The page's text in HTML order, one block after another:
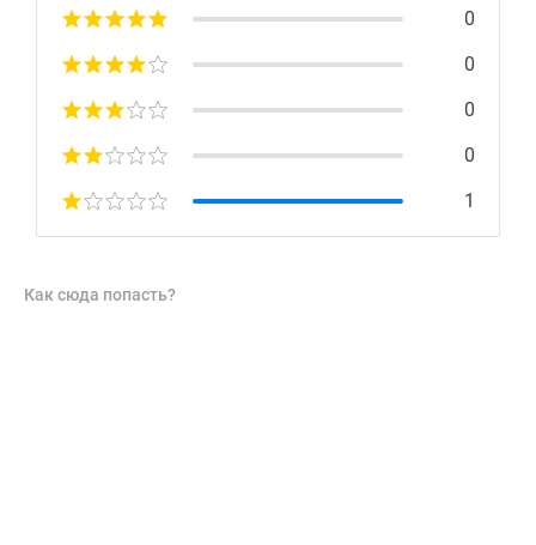
0
0
0
0
1
Как сюда попасть?